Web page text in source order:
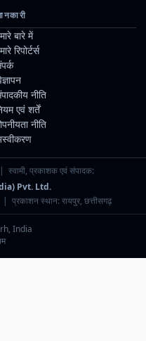
बारे में
रिपोर्टर्स
नीति
एवं शर्तें
नीति
प्रकाशक एवं संपादक:
Pvt. Ltd.
प्रकाशन स्थान: रायपुर, छत्तीसगढ़
India